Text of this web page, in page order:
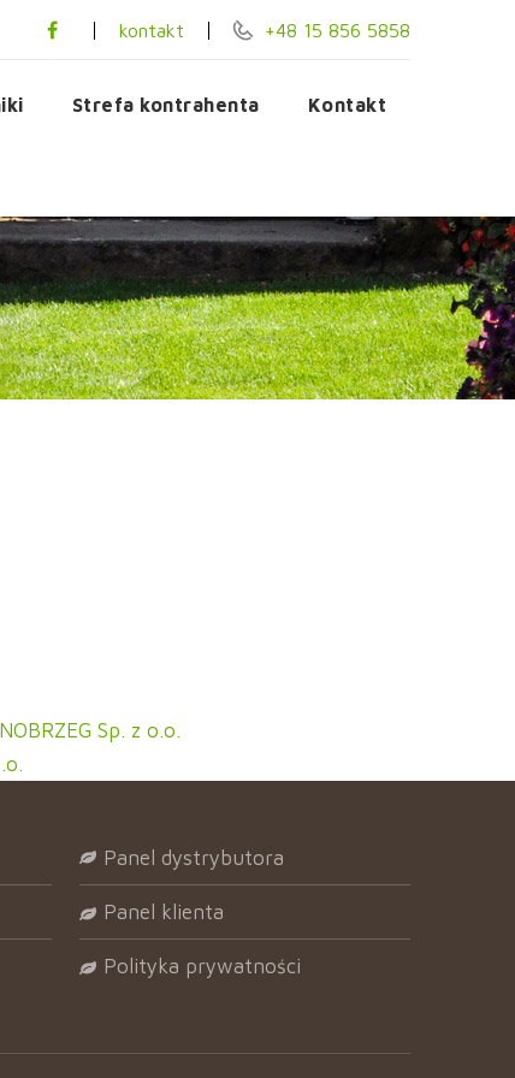
kontakt +48 15 856 5858
Strefa kontrahenta Kontakt
Sp. z o.o.
panel dystrybutora
panel klienta
polityka prywatności